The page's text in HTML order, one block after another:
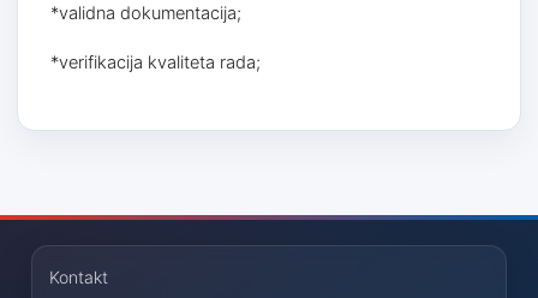
*validna dokumentacija;
*verifikacija kvaliteta rada;
Kontakt